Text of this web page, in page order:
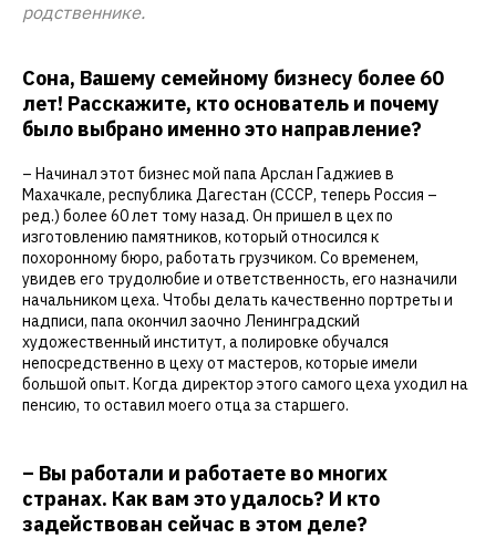
родственнике.
Сона, Вашему семейному бизнесу более 60
лет! Расскажите, кто основатель и почему
было выбрано именно это направление?
– Начинал этот бизнес мой папа Арслан Гаджиев в
Махачкале, республика Дагестан (СССР, теперь Россия –
ред.) более 60 лет тому назад. Он пришел в цех по
изготовлению памятников, который относился к
похоронному бюро, работать грузчиком. Со временем,
увидев его трудолюбие и ответственность, его назначили
начальником цеха. Чтобы делать качественно портреты и
надписи, папа окончил заочно Ленинградский
художественный институт, а полировке обучался
непосредственно в цеху от мастеров, которые имели
большой опыт. Когда директор этого самого цеха уходил на
пенсию, то оставил моего отца за старшего.
– Вы работали и работаете во многих
странах. Как вам это удалось? И кто
задействован сейчас в этом деле?